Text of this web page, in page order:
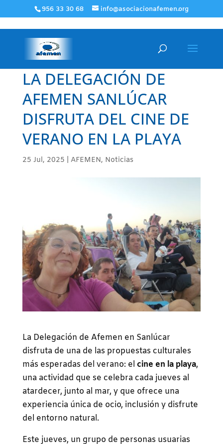
956 33 30 68 info@asociacionafemen.org
LA DELEGACIÓN DE
AFEMEN SANLÚCAR
DISFRUTA DEL CINE DE
VERANO EN LA PLAYA
25 Jul, 2025 AFEMEN, Noticias
La Delegación de Afemen en Sanlúcar
disfruta de una de las propuestas culturales
más esperadas del verano: el cine en la playa,
una actividad que se celebra cada jueves al
atardecer, junto al mar, y que ofrece una
experiencia única de ocio, inclusión y disfrute
del entorno natural.
Este jueves, un grupo de personas usuarias